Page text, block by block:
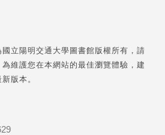
立陽明交通大學圖書館版權所有，請
維護您在本網站的最佳瀏覽體驗，建
版本。